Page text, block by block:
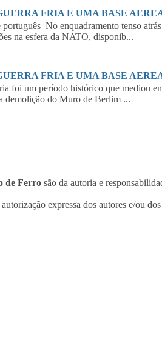
FRIA E UMA BASE
português No enquadramento tenso
na esfera da NATO, disponib...
FRIA E UMA BASE
foi um período histórico que mediou
demolição do Muro de Berlim ...
de Ferro são da autoria e
expressa dos autores e/ou